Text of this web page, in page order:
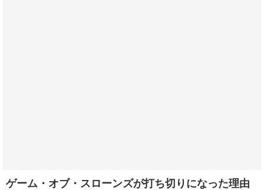
ゲーム・オブ・スローンズが打ち切りになった理由